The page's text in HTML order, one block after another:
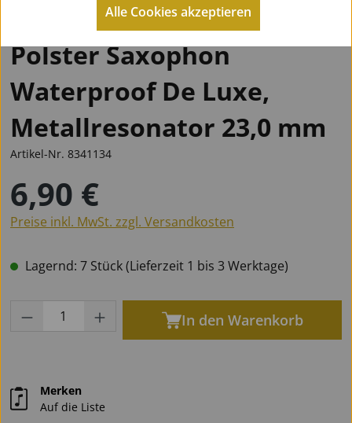
Polster Saxophon
Waterproof De Luxe,
Metallresonator 23,0 mm
Artikel-Nr. 8341134
Regulärer Preis:
6,90 €
Preise inkl. MwSt. zzgl. Versandkosten
Lagernd: 7 Stück (Lieferzeit 1 bis 3 Werktage)
Produkt Anzahl: Gib den gewünschten
In den Warenkorb
Merken
Auf die Liste
Alle Cookies akzeptieren